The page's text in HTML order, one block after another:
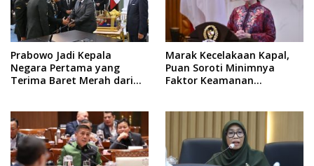
Prabowo Jadi Kepala
Negara Pertama yang
Terima Baret Merah dari
Marak Kecelakaan Kapal,
Puan Soroti Minimnya
Faktor Keamanan